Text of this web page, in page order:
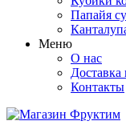
Папайя
Меню
О нас
Доставка
Контакты